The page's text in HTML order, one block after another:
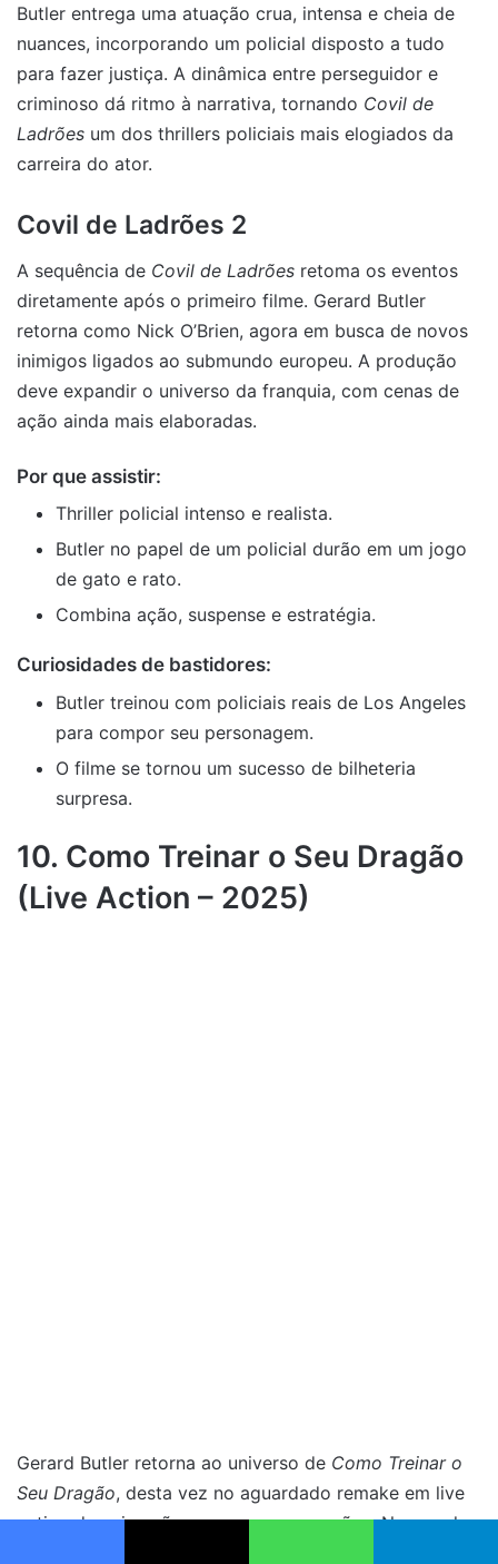
Butler entrega uma atuação crua, intensa e cheia de
nuances, incorporando um policial disposto a tudo
para fazer justiça. A dinâmica entre perseguidor e
criminoso dá ritmo à narrativa, tornando Covil de
Ladrões um dos thrillers policiais mais elogiados da
carreira do ator.
Covil de Ladrões 2
A sequência de Covil de Ladrões retoma os eventos
diretamente após o primeiro filme. Gerard Butler
retorna como Nick O’Brien, agora em busca de novos
inimigos ligados ao submundo europeu. A produção
deve expandir o universo da franquia, com cenas de
ação ainda mais elaboradas.
Por que assistir:
Thriller policial intenso e realista.
Butler no papel de um policial durão em um jogo
de gato e rato.
Combina ação, suspense e estratégia.
Curiosidades de bastidores:
Butler treinou com policiais reais de Los Angeles
para compor seu personagem.
O filme se tornou um sucesso de bilheteria
surpresa.
10. Como Treinar o Seu Dragão
(Live Action – 2025)
Gerard Butler retorna ao universo de Como Treinar o
Seu Dragão, desta vez no aguardado remake em live
action da animação que marcou gerações. No papel